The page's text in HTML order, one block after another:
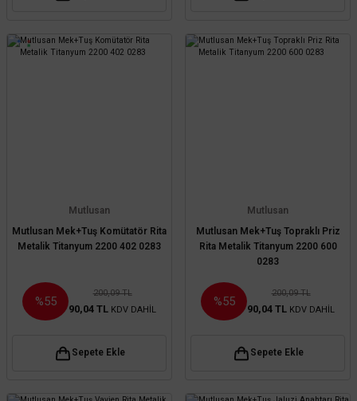
Mutlusan
Mutlusan Mek+Tuş Komütatör Rita
Metalik Titanyum 2200 402 0283
%55
200,09 TL
90,04 TL KDV DAHİL
Sepete Ekle
Mutlusan
Mutlusan Mek+Tuş Topraklı Priz
Rita Metalik Titanyum 2200 600
0283
%55
200,09 TL
90,04 TL KDV DAHİL
Sepete Ekle